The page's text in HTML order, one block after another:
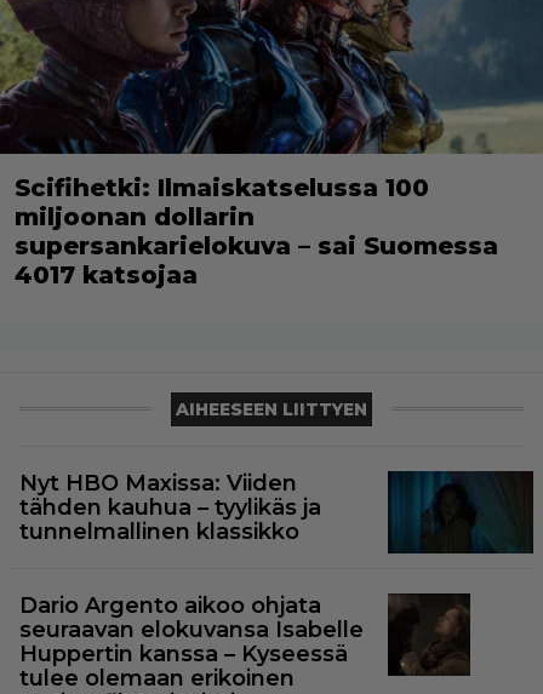
Scifihetki: Ilmaiskatselussa 100
miljoonan dollarin
supersankarielokuva – sai Suomessa
4017 katsojaa
AIHEESEEN LIITTYEN
Nyt HBO Maxissa: Viiden
tähden kauhua – tyylikäs ja
tunnelmallinen klassikko
Dario Argento aikoo ohjata
seuraavan elokuvansa Isabelle
Huppertin kanssa – Kyseessä
tulee olemaan erikoinen